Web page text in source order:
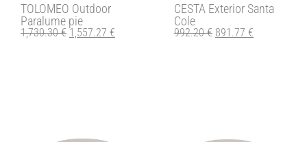
TOLOMEO Outdoor
Paralume pie
1,730.30€ 1,557.27 €
CESTA Exterior Santa
Cole
992.20€ 891.77 €